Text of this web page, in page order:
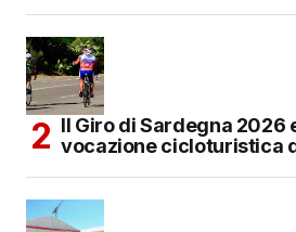
Il Giro di Sardegna 2026
vocazione cicloturistica